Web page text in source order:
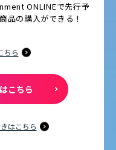
ONLINEで先行予
商品の購入ができる！
ちら
こちら
はこちら